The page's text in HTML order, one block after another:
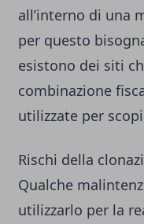
all’interno di una
per questo
esistono dei siti
combinazione
utilizzate per
Rischi della
Qualche
utilizzarlo per la